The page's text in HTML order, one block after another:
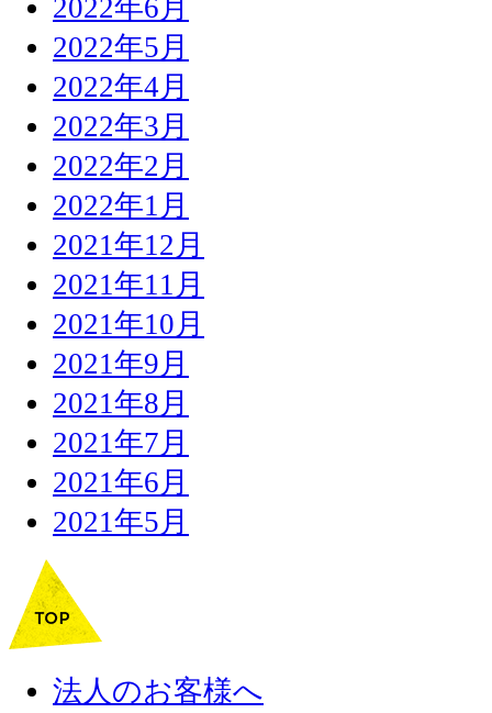
2022年6月
2022年5月
2022年4月
2022年3月
2022年2月
2022年1月
2021年12月
2021年11月
2021年10月
2021年9月
2021年8月
2021年7月
2021年6月
2021年5月
法人のお客様へ